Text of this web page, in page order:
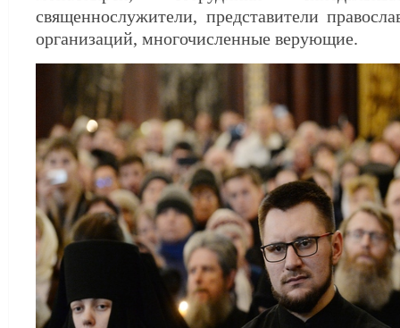
священнослужители, представители
организаций, многочисленные верующие.